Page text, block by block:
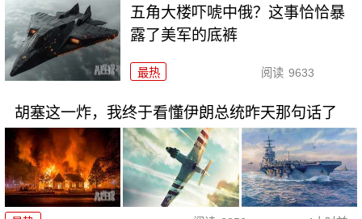
五角大楼吓唬中俄？这事恰恰暴
露了美军的底裤
最热 阅读 9633
胡塞这一炸，我终于看懂伊朗总统昨天那句话了